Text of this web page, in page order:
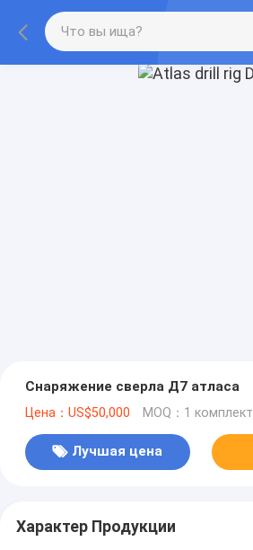
Снаряжение сверла Д7 атласа
Цена：US$50,000 MOQ：1 комплект
Лучшая цена
Характер Продукции